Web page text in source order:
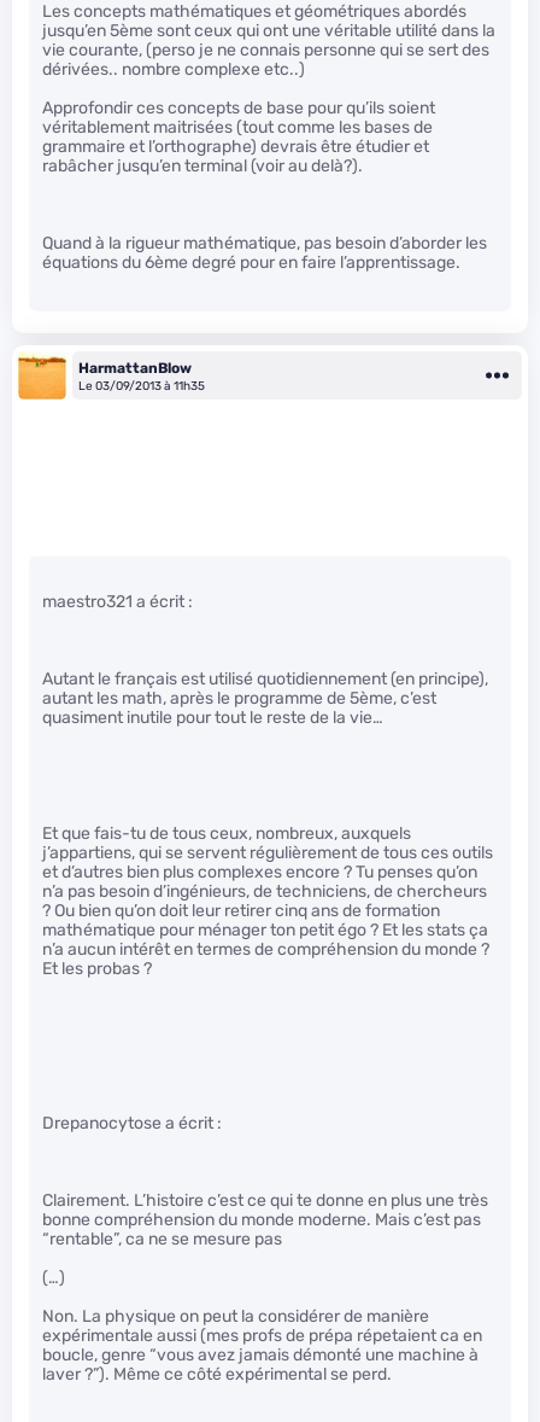
Les concepts mathématiques et géométriques abordés
jusqu’en 5ème sont ceux qui ont une véritable utilité dans la
vie courante, (perso je ne connais personne qui se sert des
dérivées.. nombre complexe etc..)
Approfondir ces concepts de base pour qu’ils soient
véritablement maitrisées (tout comme les bases de
grammaire et l’orthographe) devrais être étudier et
rabâcher jusqu’en terminal (voir au delà?).
Quand à la rigueur mathématique, pas besoin d’aborder les
équations du 6ème degré pour en faire l’apprentissage.
HarmattanBlow
Le 03/09/2013 à 11h35
maestro321 a écrit :
Autant le français est utilisé quotidiennement (en principe),
autant les math, après le programme de 5ème, c’est
quasiment inutile pour tout le reste de la vie…
Et que fais-tu de tous ceux, nombreux, auxquels
j’appartiens, qui se servent régulièrement de tous ces outils
et d’autres bien plus complexes encore ? Tu penses qu’on
n’a pas besoin d’ingénieurs, de techniciens, de chercheurs
? Ou bien qu’on doit leur retirer cinq ans de formation
mathématique pour ménager ton petit égo ? Et les stats ça
n’a aucun intérêt en termes de compréhension du monde ?
Et les probas ?
Drepanocytose a écrit :
Clairement. L’histoire c’est ce qui te donne en plus une très
bonne compréhension du monde moderne. Mais c’est pas
“rentable”, ca ne se mesure pas
(…)
Non. La physique on peut la considérer de manière
expérimentale aussi (mes profs de prépa répetaient ca en
boucle, genre “vous avez jamais démonté une machine à
laver ?”). Même ce côté expérimental se perd.